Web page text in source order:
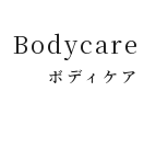
Bodycare
ボディケア